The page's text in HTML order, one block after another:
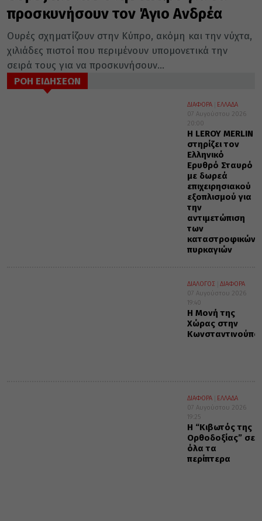
προσκυνήσουν τον Άγιο Ανδρέα
Ουρές σχηματίζουν στην Κύπρο, ακόμη και την νύχτα,
χιλιάδες πιστοί που περιμένουν υπομονετικά την
σειρά τους για να προσκυνήσουν...
ΡΟΗ ΕΙΔΗΣΕΩΝ
ΔΙΑΦΟΡΑ
ΕΛΛΑΔΑ
07 Αυγούστου 2026
20:00
Η LEROY MERLIN
στηρίζει τον
Ελληνικό
Ερυθρό Σταυρό
με δωρεά
επιχειρησιακού
εξοπλισμού για
την
αντιμετώπιση
των
καταστροφικών
πυρκαγιών
ΔΙΑΛΟΓΟΣ
ΔΙΑΦΟΡΑ
07 Αυγούστου 2026
19:40
Η Μονή της
Χώρας στην
ΔΙΑΦΟΡΑ
ΕΛΛΑΔΑ
07 Αυγούστου 2026
19:25
Η “Κιβωτός της
Ορθοδοξίας” σε
όλα τα
περίπτερα